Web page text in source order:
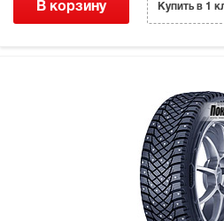
В корзину Купить в 1